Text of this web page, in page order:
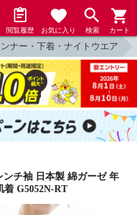
閲覧履歴 お気に入り 検索 カート
ナー・下着・ナイトウエア
チ袖 日本製 綿ガーゼ 年
着 G5052N-RT